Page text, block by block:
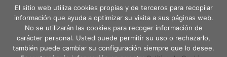
Aviso Legal
Política de Privacidad
Política de Cookies
El sitio web utiliza cookies propias y de terceros para recopilar
información que ayuda a optimizar su visita a sus páginas web.
No se utilizarán las cookies para recoger información de
carácter personal. Usted puede permitir su uso o rechazarlo,
también puede cambiar su configuración siempre que lo desee.